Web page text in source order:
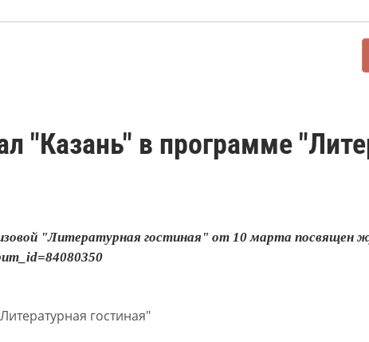
"Казань" в программе
"Литературная гостиная" от 10 марта посвящен